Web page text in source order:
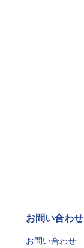
お問い合わ
お問い合わせ